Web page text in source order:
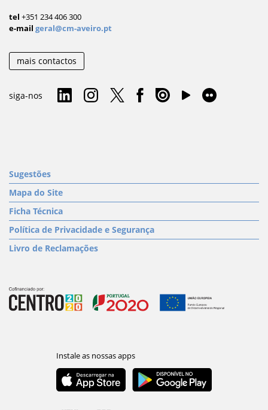
tel +351 234 406 300
e-mail geral@cm-aveiro.pt
mais contactos
siga-nos
Sugestões
Mapa do Site
Ficha Técnica
Política de Privacidade e Segurança
Livro de Reclamações